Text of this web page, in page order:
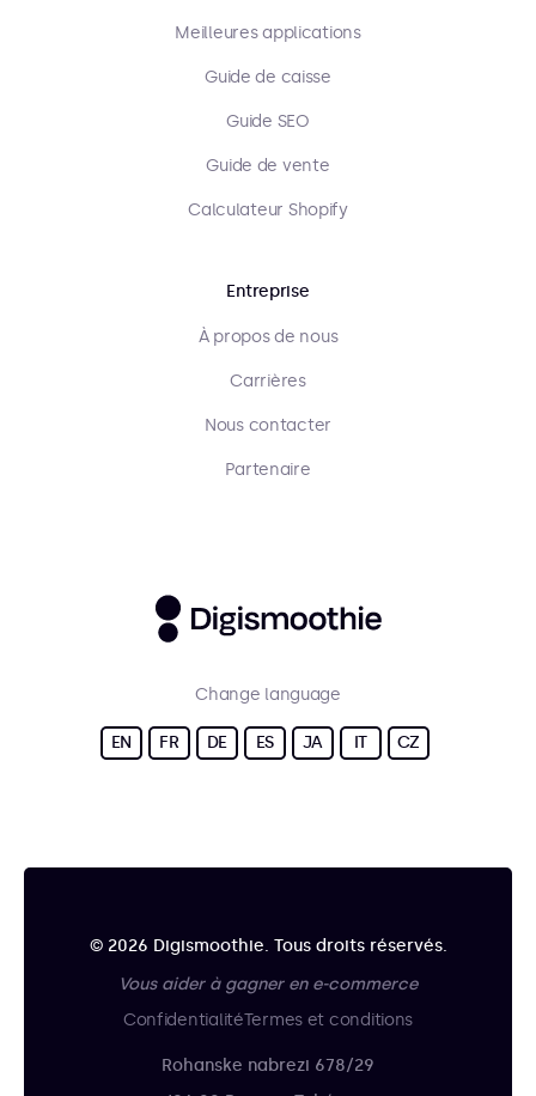
Meilleures applications
Guide de caisse
Guide SEO
Guide de vente
Calculateur Shopify
Entreprise
À propos de nous
Carrières
Nous contacter
Partenaire
Change language
EN FR DE ES JA IT CZ
© 2026 Digismoothie. Tous droits réservés.
Vous aider à gagner en e-commerce
ConfidentialitéTermes et conditions
Rohanske nabrezi 678/29